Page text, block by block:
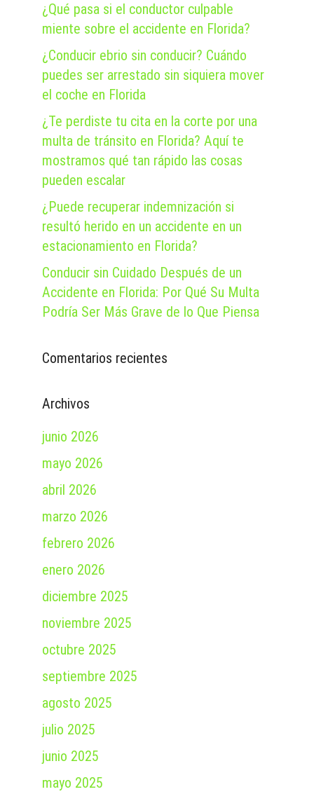
¿Qué pasa si el conductor culpable
miente sobre el accidente en Florida?
¿Conducir ebrio sin conducir? Cuándo
puedes ser arrestado sin siquiera mover
el coche en Florida
¿Te perdiste tu cita en la corte por una
multa de tránsito en Florida? Aquí te
mostramos qué tan rápido las cosas
pueden escalar
¿Puede recuperar indemnización si
resultó herido en un accidente en un
estacionamiento en Florida?
Conducir sin Cuidado Después de un
Accidente en Florida: Por Qué Su Multa
Podría Ser Más Grave de lo Que Piensa
Comentarios recientes
Archivos
junio 2026
mayo 2026
abril 2026
marzo 2026
febrero 2026
enero 2026
diciembre 2025
noviembre 2025
octubre 2025
septiembre 2025
agosto 2025
julio 2025
junio 2025
mayo 2025